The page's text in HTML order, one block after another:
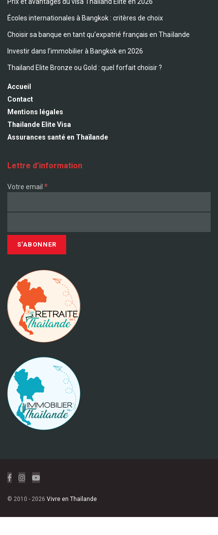
Écoles internationales à Bangkok : critères de choix
Choisir sa banque en tant qu’expatrié français en Thaïlande
Investir dans l’immobilier à Bangkok en 2026
Thailand Elite Bronze ou Gold : quel forfait choisir ?
Accueil
Contact
Mentions légales
Thailande Elite Visa
Assurances santé en Thaïlande
Lettre d’information
Votre email *
© 2010 - 2026 Vivre en Thaïlande